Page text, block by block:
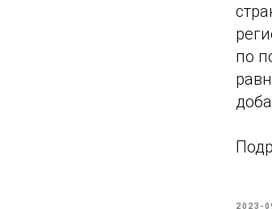
по
2023-